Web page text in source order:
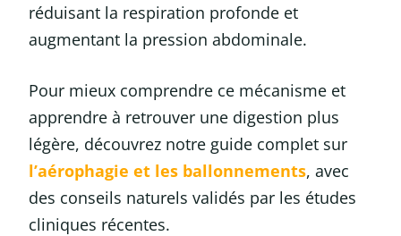
réduisant la respiration profonde et
augmentant la pression abdominale.
Pour mieux comprendre ce mécanisme et
apprendre à retrouver une digestion plus
légère, découvrez notre guide complet sur
l’aérophagie et les ballonnements, avec
des conseils naturels validés par les études
cliniques récentes.